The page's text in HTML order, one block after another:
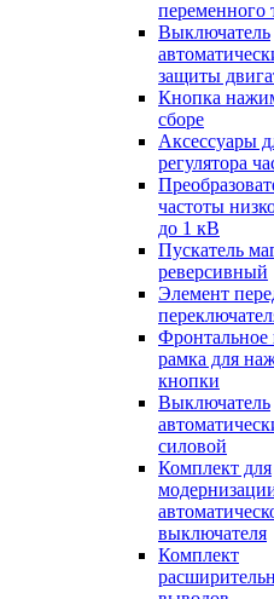
переменного
Выключатель
защиты
Кнопка
сборе
Аксессуары
регулятора
частоты
до 1 кВ
Пускатель
реверсивный
Элемент
Фронтальное
рамка для
кнопки
Выключатель
силовой
Комплект для
выключателя
Комплект